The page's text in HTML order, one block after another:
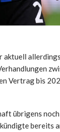
aktuell
Vertrag bis
übrigens
bereits